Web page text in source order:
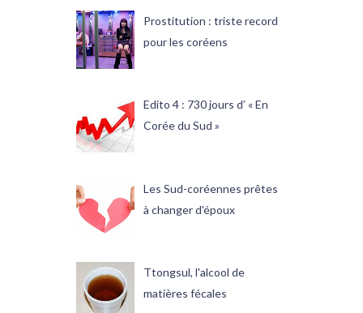
Prostitution : triste record
pour les coréens
Edito 4 : 730 jours d’ « En
Corée du Sud »
Les Sud-coréennes prêtes
à changer d'époux
Ttongsul, l'alcool de
matières fécales